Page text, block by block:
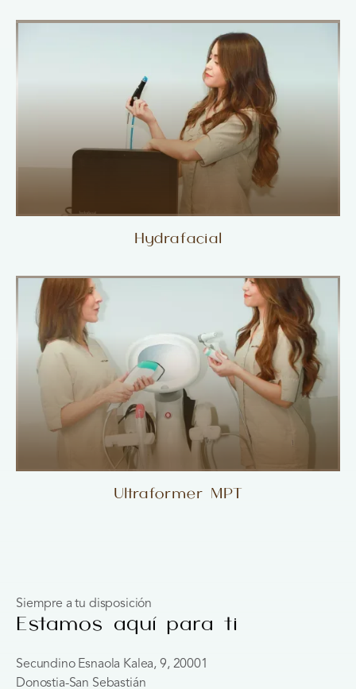
Hydrafacial
Ultraformer MPT
Siempre a tu disposición
Estamos aquí para ti
Secundino Esnaola Kalea, 9, 20001
Donostia-San Sebastián